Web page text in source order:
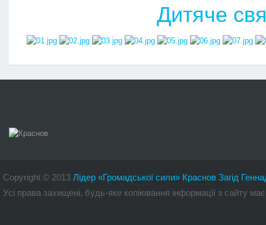
Дитяче
Copyright © 2013 Лідер «Громадської сили» Краснов Загід
Усі права захищені, будь-яке копіювання інформації з сайту